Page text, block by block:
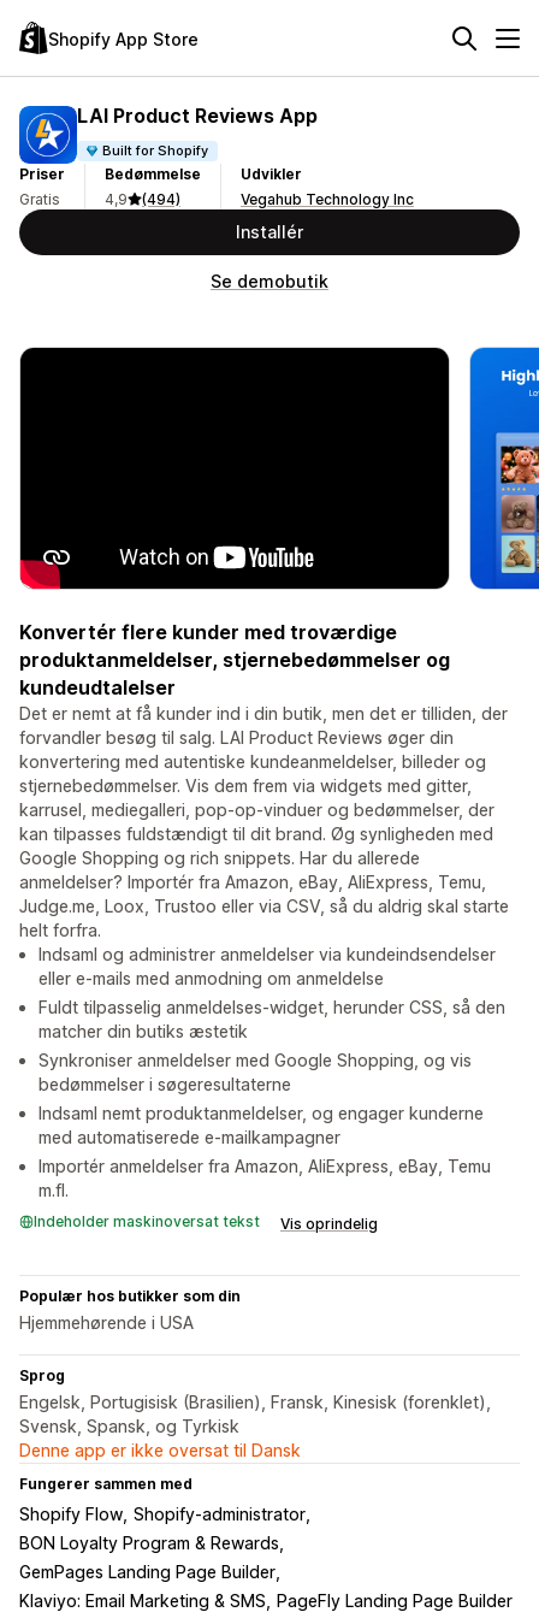
Shopify App Store
LAI Product Reviews App
Built for Shopify
Priser
Gratis
Bedømmelse
4,9
(494)
Udvikler
Vegahub Technology Inc
Installér
Se demobutik
Konvertér flere kunder med troværdige
produktanmeldelser, stjernebedømmelser og
kundeudtalelser
Det er nemt at få kunder ind i din butik, men det er tilliden, der
forvandler besøg til salg. LAI Product Reviews øger din
konvertering med autentiske kundeanmeldelser, billeder og
stjernebedømmelser. Vis dem frem via widgets med gitter,
karrusel, mediegalleri, pop-op-vinduer og bedømmelser, der
kan tilpasses fuldstændigt til dit brand. Øg synligheden med
Google Shopping og rich snippets. Har du allerede
anmeldelser? Importér fra Amazon, eBay, AliExpress, Temu,
Judge.me, Loox, Trustoo eller via CSV, så du aldrig skal starte
helt forfra.
Indsaml og administrer anmeldelser via kundeindsendelser
eller e-mails med anmodning om anmeldelse
Fuldt tilpasselig anmeldelses-widget, herunder CSS, så den
matcher din butiks æstetik
Synkroniser anmeldelser med Google Shopping, og vis
bedømmelser i søgeresultaterne
Indsaml nemt produktanmeldelser, og engager kunderne
med automatiserede e-mailkampagner
Importér anmeldelser fra Amazon, AliExpress, eBay, Temu
m.fl.
Indeholder maskinoversat tekst Vis oprindelig
Populær hos butikker som din
Hjemmehørende i USA
Sprog
Engelsk, Portugisisk (Brasilien), Fransk, Kinesisk (forenklet),
Svensk, Spansk, og Tyrkisk
Denne app er ikke oversat til Dansk
Fungerer sammen med
Shopify Flow Shopify-administrator
BON Loyalty Program & Rewards
GemPages Landing Page Builder
Klaviyo: Email Marketing & SMS
PageFly Landing Page Builder